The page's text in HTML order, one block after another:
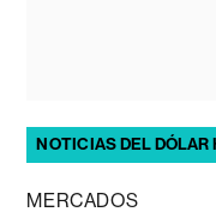
NOTICIAS DEL DÓLAR
MERCADOS